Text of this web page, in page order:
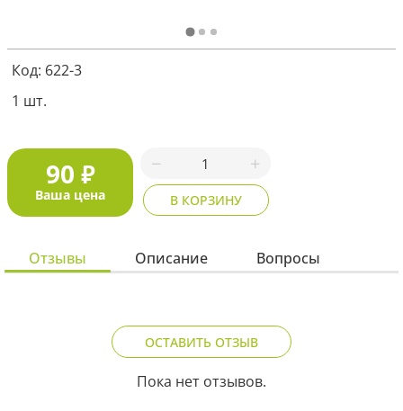
Код: 622-3
1 шт.
90 ₽
Ваша цена В КОРЗИНУ
Отзывы Описание Вопросы
ОСТАВИТЬ ОТЗЫВ
Пока нет отзывов.
ОТПРАВИТЬ
+7 913 086-26-27
МАКС
Для звонков по РФ